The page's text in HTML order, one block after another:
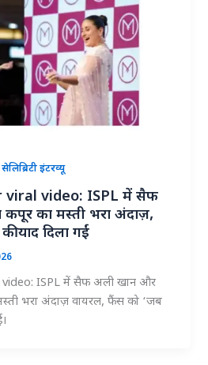
सेलिब्रिटी इंटरव्यू
viral video: ISPL में सैफ
का मस्ती भरा अंदाज़,
याद दिला गईं
ISPL में सैफ अली खान और
भरा अंदाज़ वायरल, फैंस को ‘जब